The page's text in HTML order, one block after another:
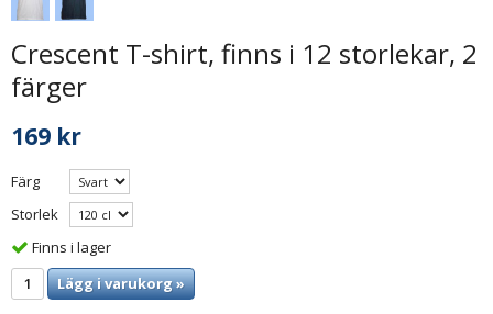
Crescent T-shirt, finns i 12 storlekar, 2
färger
169 kr
Färg
Storlek
Finns i lager
Lägg i varukorg »